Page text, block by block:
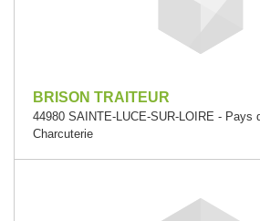
BRISON TRAITEUR
44980 SAINTE-LUCE-SUR-LOIRE - Pays
Charcuterie